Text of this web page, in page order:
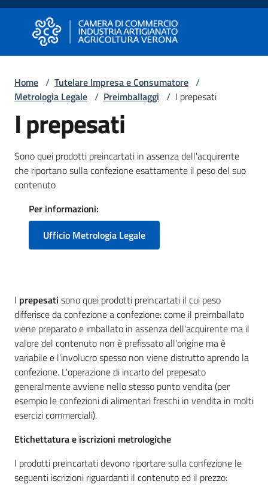
Vai al contenuto
Vai alla navigazione
Vai al footer
Camera di Commercio di Verona
Camera di Commercio di Verona
Avviare
Impresa
Gestire
Impresa
Promuovere
Impresa
Tutelare
Impresa
e
Consumatore
Impresa
Digitale
e
Home / Tutelare Impresa e Consumatore /
Metrologia Legale / Preimballaggi / I prepesati
I prepesati
Sono quei prodotti preincartati in assenza dell'acquirente
che riportano sulla confezione esattamente il peso del suo
contenuto
Per informazioni:
Ufficio Metrologia Legale
I prepesati sono quei prodotti preincartati il cui peso
differisce da confezione a confezione: come il preimballato
viene preparato e imballato in assenza dell'acquirente ma il
valore del contenuto non è prefissato all'origine ma è
variabile e l'involucro spesso non viene distrutto aprendo la
confezione. L'operazione di incarto del prepesato
generalmente avviene nello stesso punto vendita (per
esempio le confezioni di alimentari freschi in vendita in molti
esercizi commerciali).
Etichettatura e iscrizioni metrologiche
I prodotti preincartati devono riportare sulla confezione le
seguenti iscrizioni riguardanti il contenuto ed il prezzo: